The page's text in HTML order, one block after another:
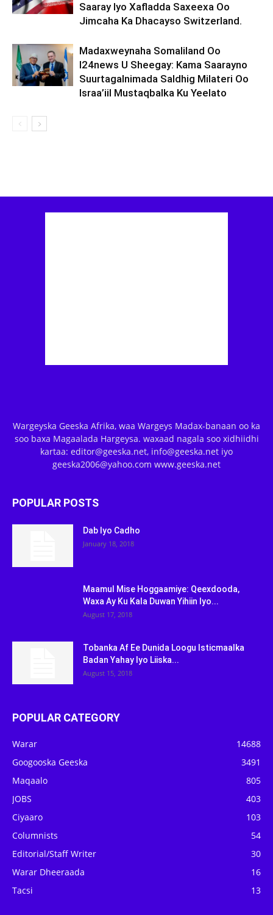
Saaray Iyo Xafladda Saxeexa Oo
Jimcaha Ka Dhacayso Switzerland.
Madaxweynaha Somaliland Oo
I24news U Sheegay: Kama Saarayno
Suurtagalnimada Saldhig Milateri Oo
Israa’iil Mustaqbalka Ku Yeelato
Wargeyska Geeska Afrika, waa Wargeys Madax-banaan oo ka
soo baxa Magaalada Hargeysa. waxaad nagala soo xidhiidhi
kartaa: editor@geeska.net, info@geeska.net iyo
geeska2006@yahoo.com www.geeska.net
POPULAR POSTS
Dab Iyo Cadho
January 18, 2018
Maamul Mise Hoggaamiye: Qeexdooda,
Waxa Ay Ku Kala Duwan Yihiin Iyo...
August 17, 2018
Tobanka Af Ee Dunida Loogu Isticmaalka
Badan Yahay Iyo Liiska...
August 15, 2018
POPULAR CATEGORY
Warar
14688
Googooska Geeska
3491
Maqaalo
805
JOBS
403
Ciyaaro
103
Columnists
54
Editorial/Staff Writer
30
Warar Dheeraada
16
Tacsi
13